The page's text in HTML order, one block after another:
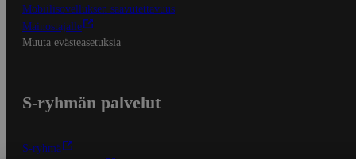
Mobiilisovelluksen saavutettavuus
Mainostajalle
Muuta evästeasetuksia
S-ryhmän palvelut
S-ryhmä